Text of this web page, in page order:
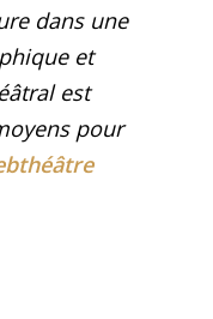
dans une
et
est
pour